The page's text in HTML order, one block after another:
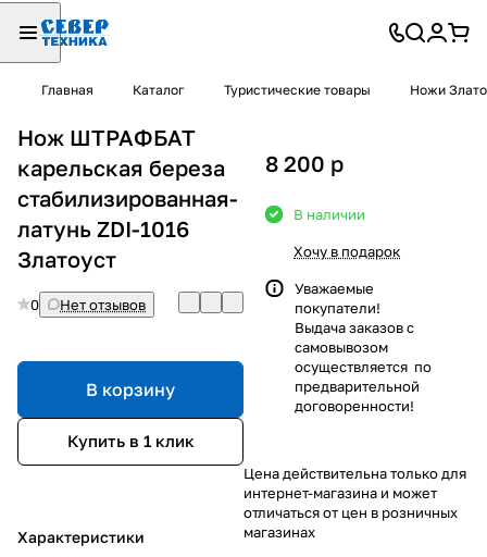
Главная Каталог Туристические товары Ножи
Нож ШТРАФБАТ
карельская береза
стабилизированная-
латунь ZDI-1016
Златоуст
0 Нет отзывов
В корзину
Купить в 1 клик
Характеристики
8 200 p
В наличии
Хочу в подарок
Уважаемые
покупатели!
Выдача заказов с
самовывозом
осуществляется по
предварительной
договоренности!
Цена действительна только для
интернет-магазина и может
отличаться от цен в розничных
магазинах